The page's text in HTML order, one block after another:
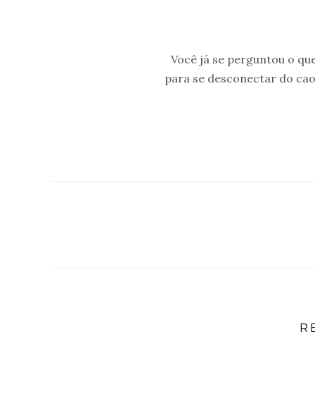
Você já se perguntou o
para se desconectar do